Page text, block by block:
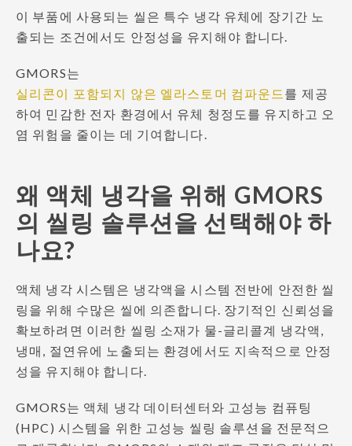
이 부품에 사용되는 씰은 특수 냉각 유체에 장기간 노
출되는 조건에서도 안정성을 유지해야 합니다.
GMORS는
실리콘이 포함되지 않은 엘라스토머 컴파운드 를 제공
하여 민감한 전자 환경에서 유체 청정도를 유지하고 오
염 위험을 줄이는 데 기여합니다.
왜 액체 냉각을 위해 GMORS
의 씰링 솔루션을 선택해야 하
나요?
액체 냉각 시스템은 냉각액을 시스템 전반에 안전한 씰
링을 위해 수많은 씰에 의존합니다. 장기적인 신뢰성을
확보하려면 이러한 씰링 소재가 물-글리콜계 냉각액,
냉매, 절연유에 노출되는 환경에서도 지속적으로 안정
성을 유지해야 합니다.
GMORS는 액체 냉각 데이터센터와 고성능 컴퓨팅
(HPC) 시스템을 위한 고성능 씰링 솔루션을 전문적으